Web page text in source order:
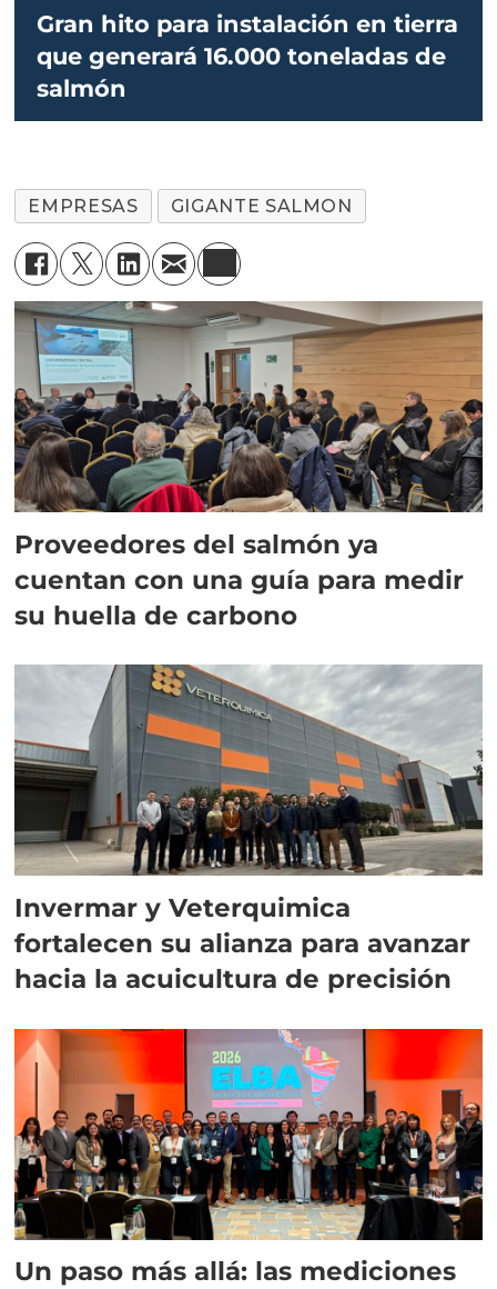
Gran hito para instalación en tierra
que generará 16.000 toneladas de
salmón
EMPRESAS GIGANTE SALMON
Proveedores del salmón ya
cuentan con una guía para medir
su huella de carbono
Invermar y Veterquimica
fortalecen su alianza para avanzar
hacia la acuicultura de precisión
Un paso más allá: las mediciones